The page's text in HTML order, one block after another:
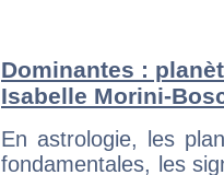
Dominantes :
Isabelle Morini-
En astrologie, les
fondamentales, les